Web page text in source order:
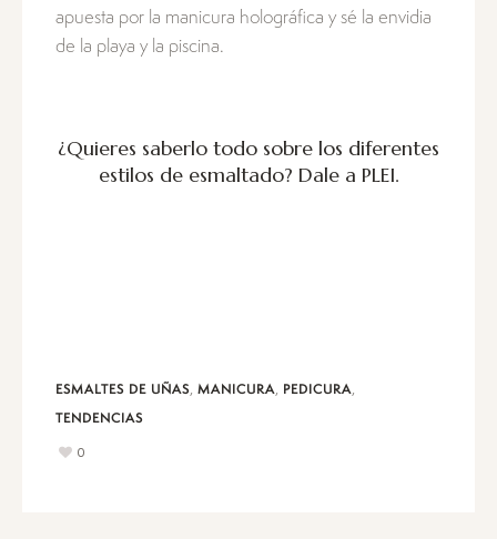
apuesta por la manicura holográfica y sé la envidia
de la playa y la piscina.
¿Quieres saberlo todo sobre los diferentes
estilos de esmaltado? Dale a PLEI.
ESMALTES DE UÑAS, MANICURA, PEDICURA,
TENDENCIAS
0